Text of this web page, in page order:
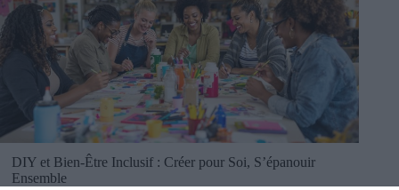
DIY et Bien-Être Inclusif : Créer pour Soi, S’épanouir
Ensemble